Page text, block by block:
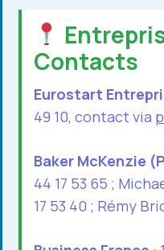
Contacts
Eurostart
49 10, contact via
Baker McKenzie
44 17 53 65 ;
17 53 40 ; Rémy